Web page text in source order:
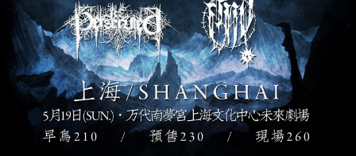
Equipment